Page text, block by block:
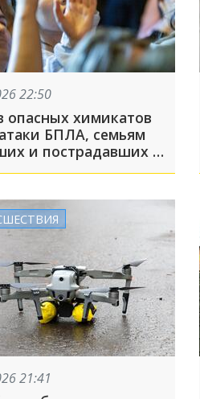
22:50
опасных химикатов
БПЛА, семьям
и пострадавших в
Осиповке помогут
21:41